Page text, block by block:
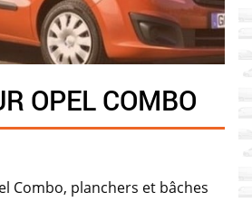
OPEL COMBO
Combo, planchers et bâches